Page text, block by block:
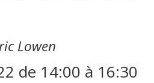
Lowen
de 14:00 à 16:30